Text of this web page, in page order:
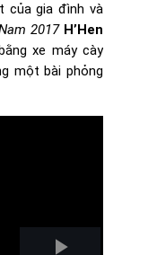
của gia đình và
2017 H’Hen
xe máy cày
một bài phỏng